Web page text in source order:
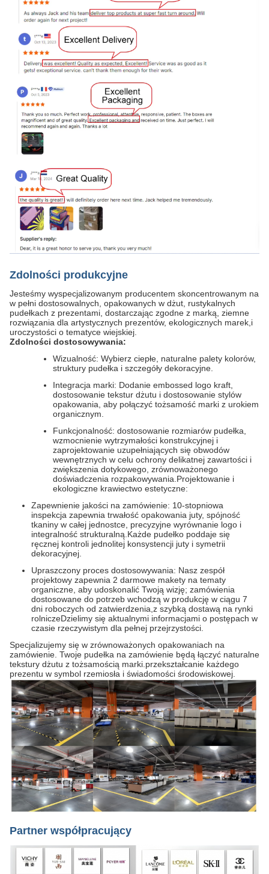
Zdolności produkcyjne
Jesteśmy wyspecjalizowanym producentem skoncentrowanym na
w pełni dostosowalnych, opakowanych w dżut, rustykalnych
pudełkach z prezentami, dostarczając zgodne z marką, ziemne
rozwiązania dla artystycznych prezentów, ekologicznych marek,i
uroczystości o tematyce wiejskiej.
Zdolności dostosowywania:
Wizualność: Wybierz ciepłe, naturalne palety kolorów,
struktury pudełka i szczegóły dekoracyjne.
Integracja marki: Dodanie embossed logo kraft,
dostosowanie tekstur dżutu i dostosowanie stylów
opakowania, aby połączyć tożsamość marki z urokiem
organicznym.
Funkcjonalność: dostosowanie rozmiarów pudełka,
wzmocnienie wytrzymałości konstrukcyjnej i
zaprojektowanie uzupełniających się obwodów
wewnętrznych w celu ochrony delikatnej zawartości i
zwiększenia dotykowego, zrównoważonego
doświadczenia rozpakowywania.Projektowanie i
ekologiczne krawiectwo estetyczne:
Zapewnienie jakości na zamówienie: 10-stopniowa
inspekcja zapewnia trwałość opakowania juty, spójność
tkaniny w całej jednostce, precyzyjne wyrównanie logo i
integralność strukturalną.Każde pudełko poddaje się
ręcznej kontroli jednolitej konsystencji juty i symetrii
dekoracyjnej.
Upraszczony proces dostosowywania: Nasz zespół
projektowy zapewnia 2 darmowe makety na tematy
organiczne, aby udoskonalić Twoją wizję; zamówienia
dostosowane do potrzeb wchodzą w produkcję w ciągu 7
dni roboczych od zatwierdzenia,z szybką dostawą na rynki
rolniczeDzielimy się aktualnymi informacjami o postępach w
czasie rzeczywistym dla pełnej przejrzystości.
Specjalizujemy się w zrównoważonych opakowaniach na
zamówienie. Twoje pudełka na zamówienie będą łączyć naturalne
tekstury dżutu z tożsamością marki.przekształcanie każdego
prezentu w symbol rzemiosła i świadomości środowiskowej.
Partner współpracujący